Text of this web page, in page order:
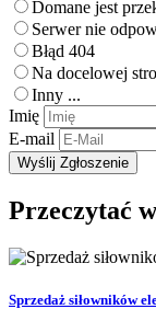
Domane jest
Serwer nie
Błąd 404
Na docelowej
Inny ...
Imię
E-mail
Przeczytać
Sprzedaż siłowników